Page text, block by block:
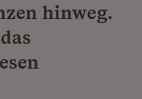
hinweg.